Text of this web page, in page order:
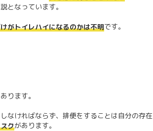
となっています。
がトイレハイになるのかは不明です。
ります。
なければならず、排便をすることは自分の存在
クがあります。